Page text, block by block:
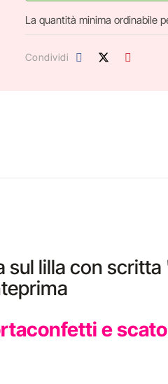
La quantità minima ordinabile
Condividi
sul lilla con
e